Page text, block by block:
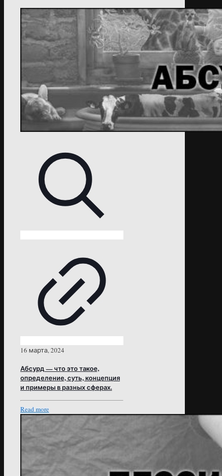
16 марта, 2024
Абсурд — что это такое,
определение, суть, концепция
и примеры в разных сферах.
Read more